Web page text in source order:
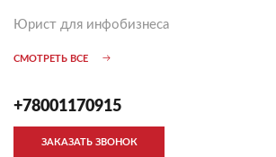
Юрист для инфобизнеса
СМОТРЕТЬ ВСЕ
+78001170915
ЗАКАЗАТЬ ЗВОНОК